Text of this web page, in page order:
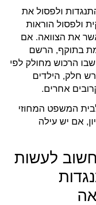
ולפסול את
ולפסול הוראות
את הצוואה. אם
בתוקף, הרשם
הרכוש מחולק לפי
חלק, הילדים
אחרים.
המשפט המחוזי
אם יש עילה
חשוב לעשות